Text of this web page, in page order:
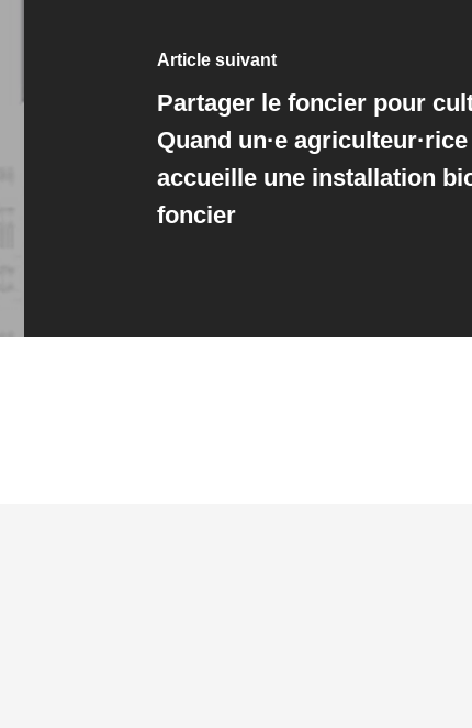
Article suivant
Partager le foncier pour
Quand un·e
accueille une installation
foncier